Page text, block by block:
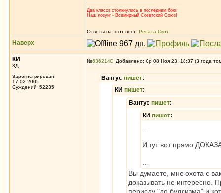
Два класса столкнулись в последнем бою;
Наш лозунг - Всемирный Советский Союз!
Ответы на этот пост: Рената Скот
Наверх
КИ
3Д
Зарегистрирован:
17.02.2005
Суждений: 52235
№636214 Добавлено: Ср 08 Ноя 23, 18:37 (3 года
Вантус пишет:
КИ пишет:
Вантус пишет:
КИ пишет:
И тут вот прямо
Вы думаете, мне охота с
доказывать не интересно.
периоду "до буддизма" и